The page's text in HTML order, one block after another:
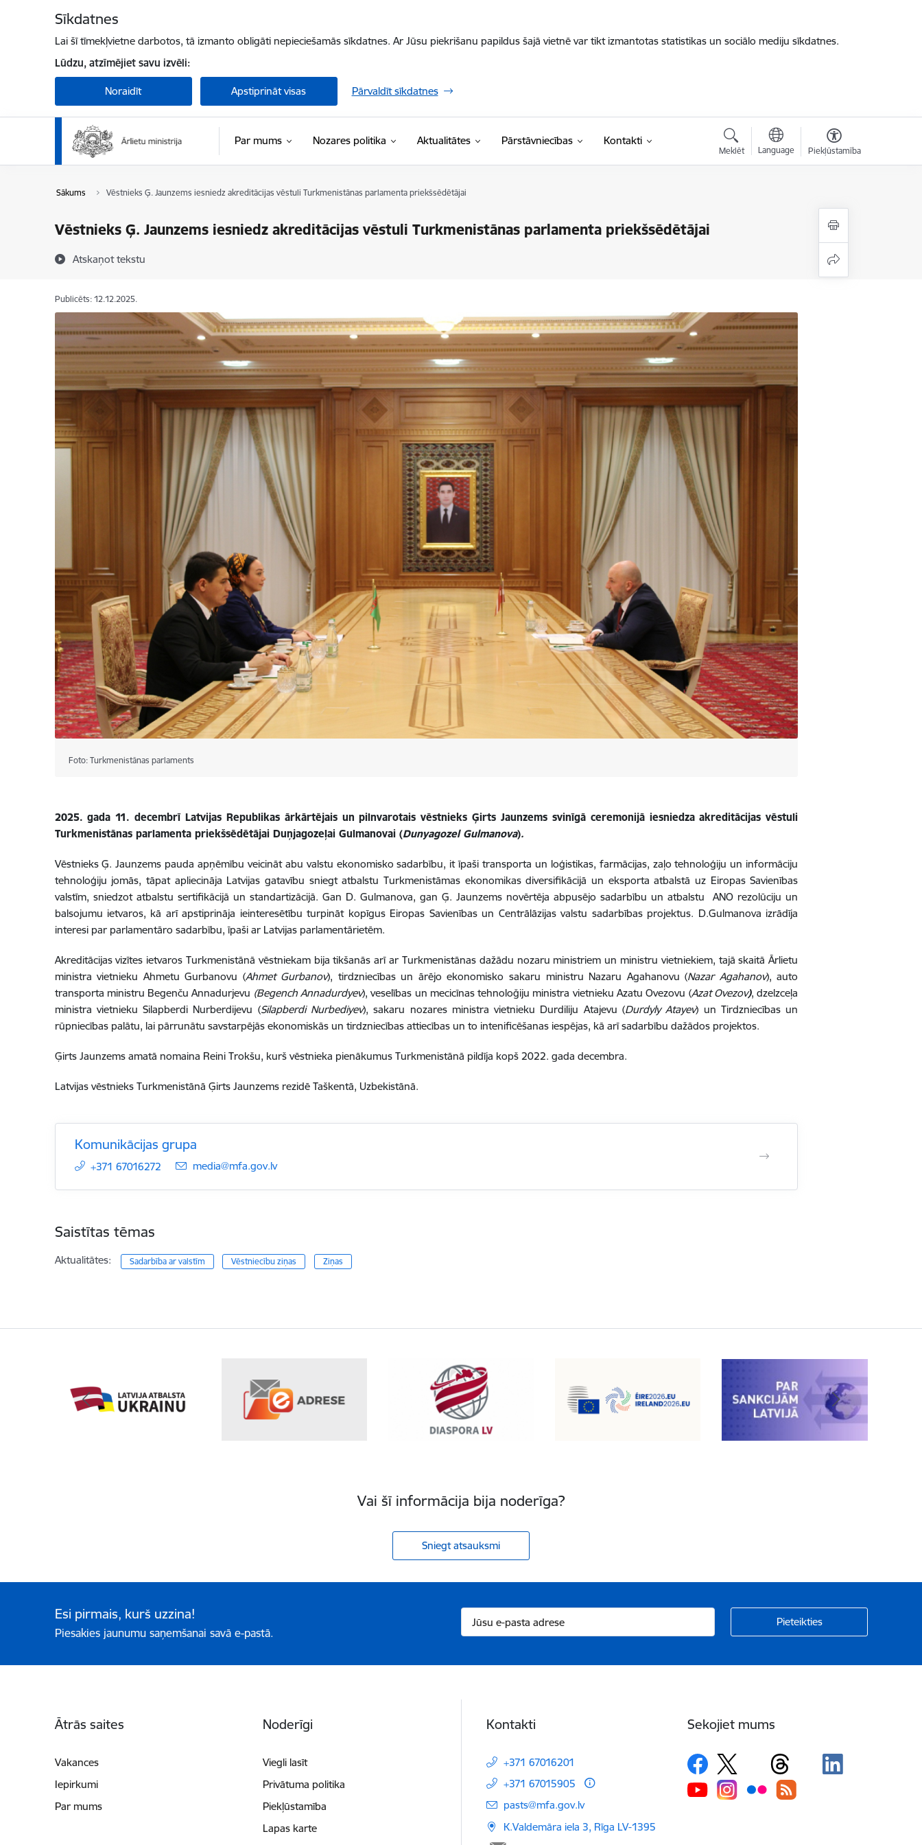
Sīkdatnes
Lai šī tīmekļvietne darbotos, tā izmanto obligāti nepieciešamās sīkdatnes. Ar Jūsu piekrišanu papildus šajā vietnē var tikt izmantotas statistikas un sociālo mediju sīkdatnes.
Lūdzu, atzīmējiet savu izvēli:
Noraidīt Apstiprināt visas Pārvaldīt sīkdatnes
Par mums Nozares politika Aktualitātes Pārstāvniecības Kontakti
Meklēt Language Piekļūstamība
Sākums Vēstnieks Ģ. Jaunzems iesniedz akreditācijas vēstuli Turkmenistānas parlamenta priekšsēdētājai
Vēstnieks Ģ. Jaunzems iesniedz akreditācijas vēstuli Turkmenistānas parlamenta priekšsēdētājai
Atskaņot tekstu
Publicēts: 12.12.2025.
Foto: Turkmenistānas parlaments
2025. gada 11. decembrī Latvijas Republikas ārkārtējais un pilnvarotais vēstnieks Ģirts Jaunzems svinīgā ceremonijā iesniedza akreditācijas vēstuli
Turkmenistānas parlamenta priekšsēdētājai Duņjagozeļai Gulmanovai (Dunyagozel Gulmanova).
Vēstnieks Ģ. Jaunzems pauda apņēmību veicināt abu valstu ekonomisko sadarbību, it īpaši transporta un loģistikas, farmācijas, zaļo tehnoloģiju un informāciju
tehnoloģiju jomās, tāpat apliecināja Latvijas gatavību sniegt atbalstu Turkmenistāmas ekonomikas diversifikācijā un eksporta atbalstā uz Eiropas Savienības
valstīm, sniedzot atbalstu sertifikācijā un standartizācijā. Gan D. Gulmanova, gan Ģ. Jaunzems novērtēja abpusējo sadarbību un atbalstu ANO rezolūciju un
balsojumu ietvaros, kā arī apstiprināja ieinteresētību turpināt kopīgus Eiropas Savienības un Centrālāzijas valstu sadarbības projektus. D.Gulmanova izrādīja
interesi par parlamentāro sadarbību, īpaši ar Latvijas parlamentārietēm.
Akreditācijas vizītes ietvaros Turkmenistānā vēstniekam bija tikšanās arī ar Turkmenistānas dažādu nozaru ministriem un ministru vietniekiem, tajā skaitā Ārlietu
ministra vietnieku Ahmetu Gurbanovu (Ahmet Gurbanov), tirdzniecības un ārējo ekonomisko sakaru ministru Nazaru Agahanovu (Nazar Agahanov), auto
transporta ministru Begenču Annadurjevu (Begench Annadurdyev), veselības un mecicīnas tehnoloğiju ministra vietnieku Azatu Ovezovu (Azat Ovezov), dzelzceļa
ministra vietnieku Silapberdi Nurberdijevu (Silapberdi Nurbediyev), sakaru nozares ministra vietnieku Durdiliju Atajevu(Durdyly Atayev) un Tirdzniecības un
rūpniecības palātu, lai pārrunātu savstarpējās ekonomiskās un tirdzniecības attiecības un to intenificēšanas iespējas, kā arī sadarbību dažādos projektos.
Ģirts Jaunzems amatā nomaina Reini Trokšu, kurš vēstnieka pienākumus Turkmenistānā pildīja kopš 2022. gada decembra.
Latvijas vēstnieks Turkmenistānā Ģirts Jaunzems rezidē Taškentā, Uzbekistānā.
Komunikācijas grupa
+371 67016272 E-pasts:
media@mfa.gov.lv
Saistītas tēmas
Aktualitātes: Sadarbība ar valstīm Vēstniecību ziņas Ziņas
Vai šī informācija bija noderīga?
Sniegt atsauksmi
Esi pirmais, kurš uzzina!
Piesakies jaunumu saņemšanai savā e-pastā.
Ātrās saites
Vakances
Iepirkumi
Par mums
Noderīgi
Viegli lasīt
Privātuma politika
Piekļūstamība
Lapas karte
Kontakti
+371 67016201
+371 67015905
E-pasts:
pasts@mfa.gov.lv
K.Valdemāra iela 3, Rīga LV-1395
Sekojiet mums